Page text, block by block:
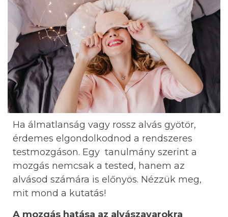
Ha álmatlanság vagy rossz alvás gyötör,
érdemes elgondolkodnod a rendszeres
testmozgáson. Egy tanulmány szerint a
mozgás nemcsak a tested, hanem az
alvásod számára is előnyös. Nézzük meg,
mit mond a kutatás!
A mozgás hatása az alvászavarokra